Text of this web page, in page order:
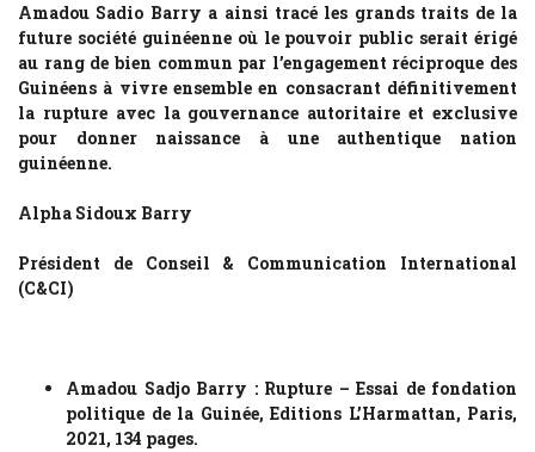
Amadou Sadio Barry a ainsi tracé les grands traits de la
future société guinéenne où le pouvoir public serait érigé
au rang de bien commun par l’engagement réciproque des
Guinéens à vivre ensemble en consacrant définitivement
la rupture avec la gouvernance autoritaire et exclusive
pour donner naissance à une authentique nation
guinéenne.
Alpha Sidoux Barry
Président de Conseil & Communication International
(C&CI)
Amadou Sadjo Barry : Rupture – Essai de fondation
politique de la Guinée, Editions L’Harmattan, Paris,
2021, 134 pages.